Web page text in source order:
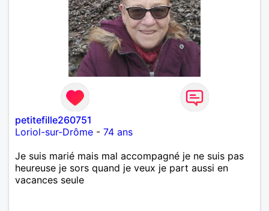
petitefille260751
Loriol-sur-Drôme - 74 ans
Je suis marié mais mal accompagné je ne suis pas
heureuse je sors quand je veux je part aussi en
vacances seule